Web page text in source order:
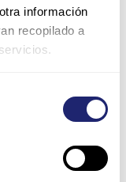
información
recopilado a
para VNX con